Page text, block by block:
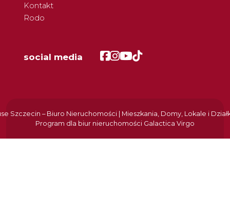
Kontakt
Rodo
social media Facebook
Facebook
Facebook
Facebook
Szczecin – Biuro Nieruchomości | Mieszkania, Domy, Lokale i
Program dla biur nieruchomości Galactica Virgo